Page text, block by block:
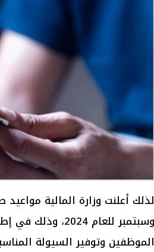
لذلك أعلنت وزارة المالية
وسبتمبر للعام
الموظفين وتوفير السيولة